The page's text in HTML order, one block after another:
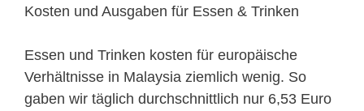
Kosten und Ausgaben für Essen & Trinken
Essen und Trinken kosten für europäische
Verhältnisse in Malaysia ziemlich wenig. So
gaben wir täglich durchschnittlich nur 6,53 Euro